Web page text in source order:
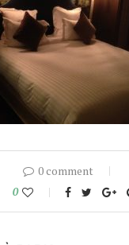
0 comment
0